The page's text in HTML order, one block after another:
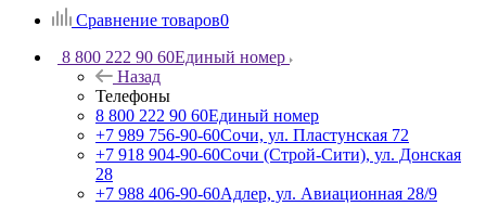
Сравнение товаров0
8 800 222 90 60Единый номер
Назад
Телефоны
8 800 222 90 60Единый номер
+7 989 756-90-60Сочи, ул. Пластунская 72
+7 918 904-90-60Сочи (Строй-Сити), ул. Донская
28
+7 988 406-90-60Адлер, ул. Авиационная 28/9